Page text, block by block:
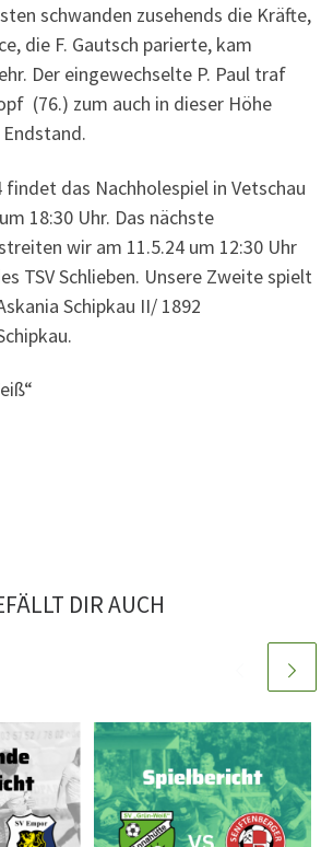
schwanden zusehends die Kräfte,
die F. Gautsch parierte, kam
Der eingewechselte P. Paul traf
(76.) zum auch in dieser Höhe
findet das Nachholespiel in Vetschau
18:30 Uhr. Das nächste
wir am 11.5.24 um 12:30 Uhr
TSV Schlieben. Unsere Zweite spielt
Schipkau II/ 1892
DIR AUCH